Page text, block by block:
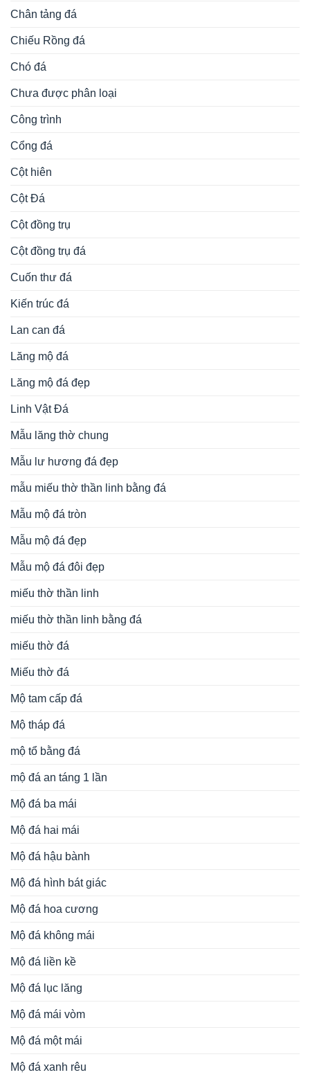
Chân tảng đá
Chiếu Rồng đá
Chó đá
Chưa được phân loại
Công trình
Cổng đá
Cột hiên
Cột Đá
Cột đồng trụ
Cột đồng trụ đá
Cuốn thư đá
Kiến trúc đá
Lan can đá
Lăng mộ đá
Lăng mộ đá đẹp
Linh Vật Đá
Mẫu lăng thờ chung
Mẫu lư hương đá đẹp
mẫu miếu thờ thần linh bằng đá
Mẫu mộ đá tròn
Mẫu mộ đá đẹp
Mẫu mộ đá đôi đẹp
miếu thờ thần linh
miếu thờ thần linh bằng đá
miếu thờ đá
Miếu thờ đá
Mộ tam cấp đá
Mộ tháp đá
mộ tổ bằng đá
mộ đá an táng 1 lần
Mộ đá ba mái
Mộ đá hai mái
Mộ đá hậu bành
Mộ đá hình bát giác
Mộ đá hoa cương
Mộ đá không mái
Mộ đá liền kề
Mộ đá lục lăng
Mộ đá mái vòm
Mộ đá một mái
Mộ đá xanh rêu